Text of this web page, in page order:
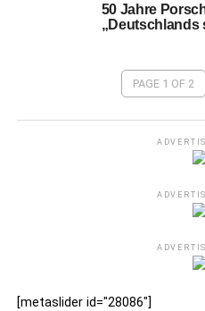
50 Jahre
„Deutschlands
PAGE 1 OF 2
[metaslider id="28086"]